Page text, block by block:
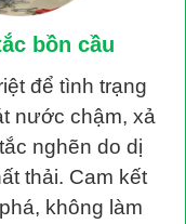
cần hết sức cẩn
thiếu minh bạch,
tục cảnh báo
hình mà quý
bồn cầu
để tình trạng
nước chậm, xả
nghẽn do dị
thải. Cam kết
không làm